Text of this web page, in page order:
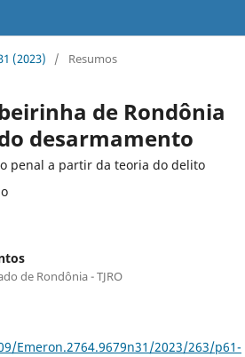
(2023) / Resumos
de Rondônia
desarmamento
penal a partir da teoria do delito
de Rondônia - TJRO
Emeron.2764.9679n31/2023/263/p61-